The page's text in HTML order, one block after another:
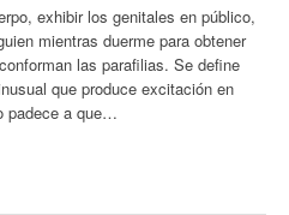
exhibir los genitales en público,
mientras duerme para obtener
las parafilias. Se define
que produce excitación en
padece a que…